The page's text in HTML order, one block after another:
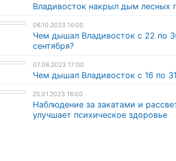
Владивосток накрыл дым лесных
06.10.2023 16:00
Чем дышал Владивосток с 22 по
сентября?
07.06.2023 17:00
Чем дышал Владивосток с 16 по
25.01.2023 16:00
Наблюдение за закатами и
улучшает психическое здоровье